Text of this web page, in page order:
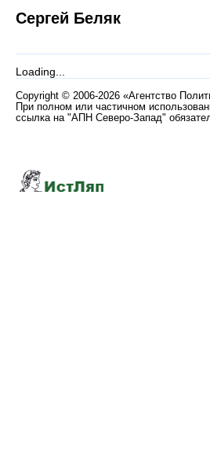
Сергей Беляк
Loading...
Copyright © 2006-2026 «Агентство
При полном или частичном
ссылка на "АПН Северо-Запад"